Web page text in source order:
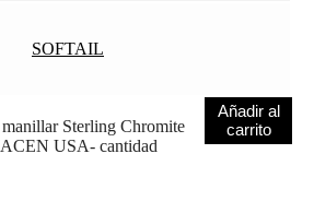
SOFTAIL
Sterling Chromite
USA- cantidad
Añadir al
carrito